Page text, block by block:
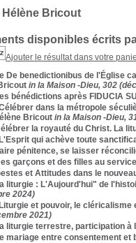
Bricout
disponibles écrits
Ajouter le résultat dans votre
De benedictionibus de l'Église
in la Maison -Dieu, 302
bénédictions après FIDUCIA
dans la métropole
Bricout in la Maison -Dieu,
la royauté du Christ. La
qui achève toute
pénitence, se laisser
garçons et des filles au
et Attitudes dans le
liturgie : L'Aujourd'hui" de
2024)
et pouvoir, le cléricalisme
2021)
liturgie terrestre, participation à
mariage entre consentement et